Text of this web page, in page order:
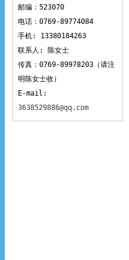
邮编：523070
电话：0769-89774084
手机: 13380184263
联系人: 陈女士
传真：0769-89978203（请注
明陈女士收）
E-mail:
3638529886@qq.com